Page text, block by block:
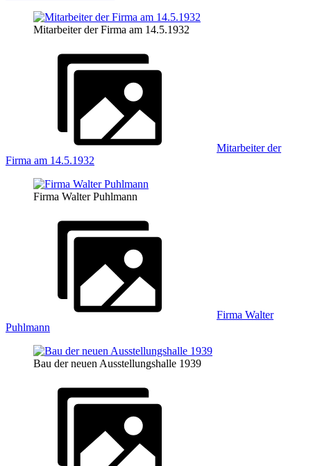
Mitarbeiter der Firma am 14.5.1932
Mitarbeiter der
Firma am 14.5.1932
Firma Walter Puhlmann
Firma Walter
Puhlmann
Bau der neuen Ausstellungshalle 1939